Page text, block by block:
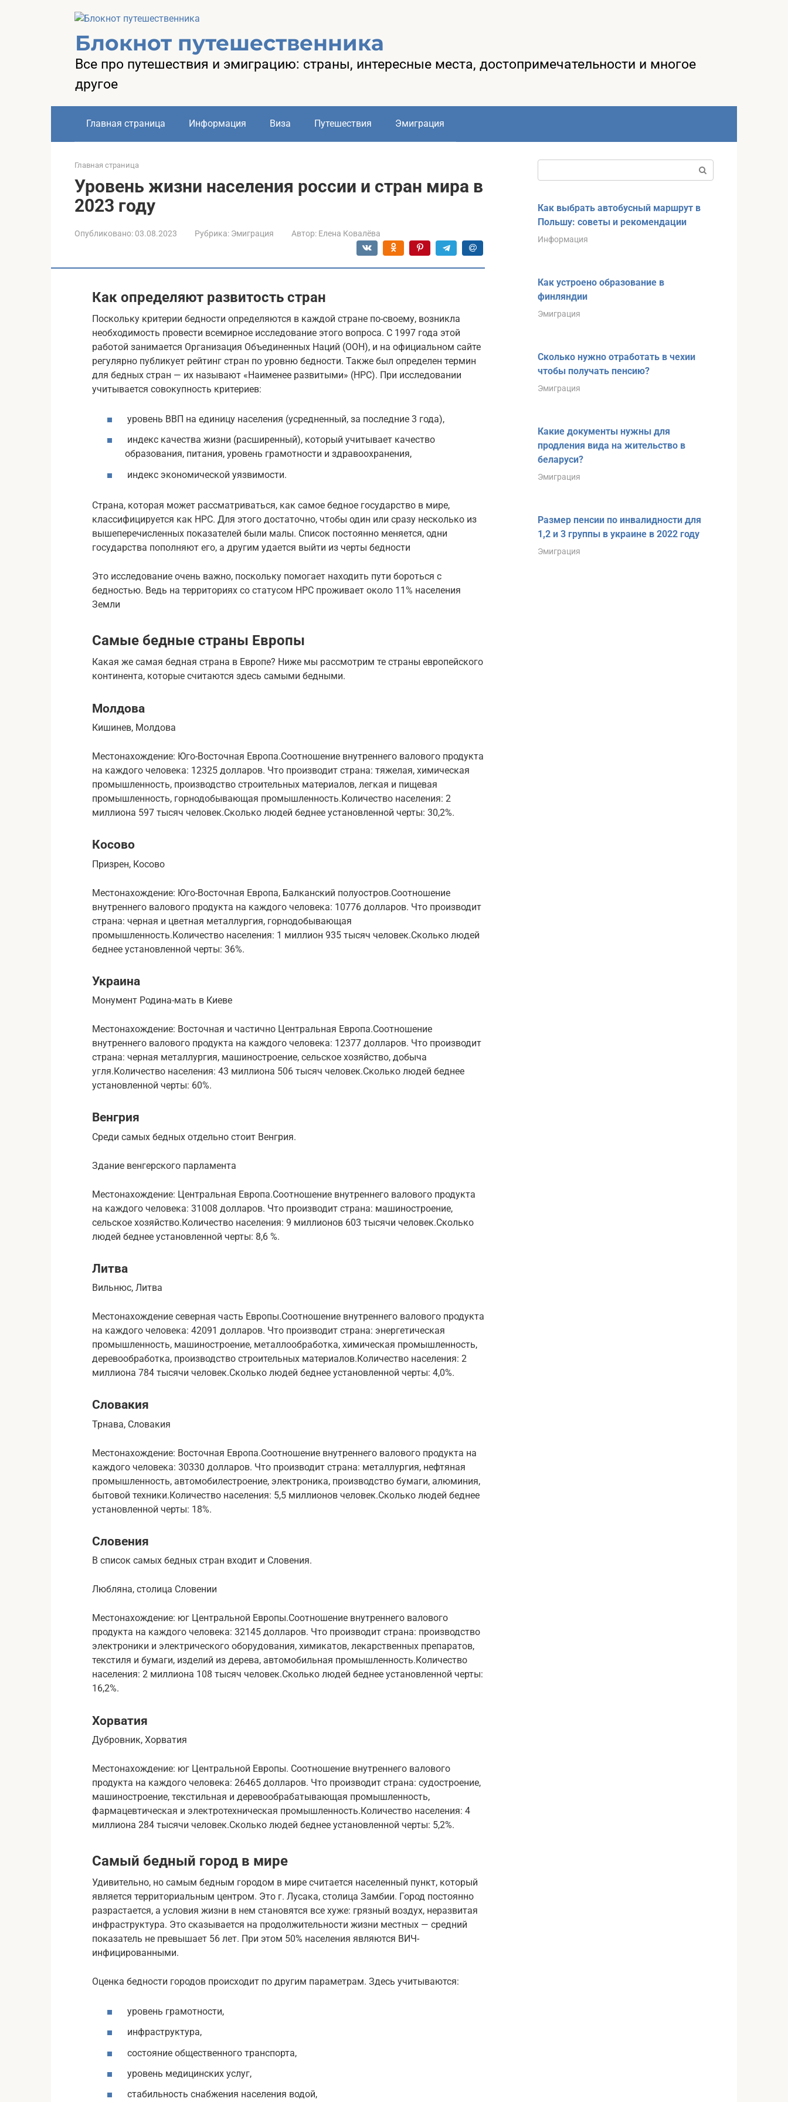
Блокнот путешественника
Все про путешествия и эмиграцию: страны, интересные места, достопримечательности и многое
другое
Главная страница Информация Виза Путешествия Эмиграция
Главная страница
Уровень жизни населения россии и стран мира в
2023 году
Опубликовано: 03.08.2023 Рубрика: Эмиграция Автор: Елена Ковалёва
Как определяют развитость стран
Поскольку критерии бедности определяются в каждой стране по-своему, возникла
необходимость провести всемирное исследование этого вопроса. С 1997 года этой
работой занимается Организация Объединенных Наций (ООН), и на официальном сайте
регулярно публикует рейтинг стран по уровню бедности. Также был определен термин
для бедных стран — их называют «Наименее развитыми» (НРС). При исследовании
учитывается совокупность критериев:
уровень ВВП на единицу населения (усредненный, за последние 3 года),
индекс качества жизни (расширенный), который учитывает качество
образования, питания, уровень грамотности и здравоохранения,
индекс экономической уязвимости.
Страна, которая может рассматриваться, как самое бедное государство в мире,
классифицируется как НРС. Для этого достаточно, чтобы один или сразу несколько из
вышеперечисленных показателей были малы. Список постоянно меняется, одни
государства пополняют его, а другим удается выйти из черты бедности
Это исследование очень важно, поскольку помогает находить пути бороться с
бедностью. Ведь на территориях со статусом НРС проживает около 11% населения
Земли
Самые бедные страны Европы
Какая же самая бедная страна в Европе? Ниже мы рассмотрим те страны европейского
континента, которые считаются здесь самыми бедными.
Молдова
Кишинев, Молдова
Местонахождение: Юго-Восточная Европа.Соотношение внутреннего валового продукта
на каждого человека: 12325 долларов. Что производит страна: тяжелая, химическая
промышленность, производство строительных материалов, легкая и пищевая
промышленность, горнодобывающая промышленность.Количество населения: 2
миллиона 597 тысяч человек.Сколько людей беднее установленной черты: 30,2%.
Косово
Призрен, Косово
Местонахождение: Юго-Восточная Европа, Балканский полуостров.Соотношение
внутреннего валового продукта на каждого человека: 10776 долларов. Что производит
страна: черная и цветная металлургия, горнодобывающая
промышленность.Количество населения: 1 миллион 935 тысяч человек.Сколько людей
беднее установленной черты: 36%.
Украина
Монумент Родина-мать в Киеве
Местонахождение: Восточная и частично Центральная Европа.Соотношение
внутреннего валового продукта на каждого человека: 12377 долларов. Что производит
страна: черная металлургия, машиностроение, сельское хозяйство, добыча
угля.Количество населения: 43 миллиона 506 тысяч человек.Сколько людей беднее
установленной черты: 60%.
Венгрия
Среди самых бедных отдельно стоит Венгрия.
Здание венгерского парламента
Местонахождение: Центральная Европа.Соотношение внутреннего валового продукта
на каждого человека: 31008 долларов. Что производит страна: машиностроение,
сельское хозяйство.Количество населения: 9 миллионов 603 тысячи человек.Сколько
людей беднее установленной черты: 8,6 %.
Литва
Вильнюс, Литва
Местонахождение северная часть Европы.Соотношение внутреннего валового продукта
на каждого человека: 42091 долларов. Что производит страна: энергетическая
промышленность, машиностроение, металлообработка, химическая промышленность,
деревообработка, производство строительных материалов.Количество населения: 2
миллиона 784 тысячи человек.Сколько людей беднее установленной черты: 4,0%.
Словакия
Трнава, Словакия
Местонахождение: Восточная Европа.Соотношение внутреннего валового продукта на
каждого человека: 30330 долларов. Что производит страна: металлургия, нефтяная
промышленность, автомобилестроение, электроника, производство бумаги, алюминия,
бытовой техники.Количество населения: 5,5 миллионов человек.Сколько людей беднее
установленной черты: 18%.
Словения
В список самых бедных стран входит и Словения.
Любляна, столица Словении
Местонахождение: юг Центральной Европы.Соотношение внутреннего валового
продукта на каждого человека: 32145 долларов. Что производит страна: производство
электроники и электрического оборудования, химикатов, лекарственных препаратов,
текстиля и бумаги, изделий из дерева, автомобильная промышленность.Количество
населения: 2 миллиона 108 тысяч человек.Сколько людей беднее установленной черты:
16,2%.
Хорватия
Дубровник, Хорватия
Местонахождение: юг Центральной Европы. Соотношение внутреннего валового
продукта на каждого человека: 26465 долларов. Что производит страна: судостроение,
машиностроение, текстильная и деревообрабатывающая промышленность,
фармацевтическая и электротехническая промышленность.Количество населения: 4
миллиона 284 тысячи человек.Сколько людей беднее установленной черты: 5,2%.
Самый бедный город в мире
Удивительно, но самым бедным городом в мире считается населенный пункт, который
является территориальным центром. Это г. Лусака, столица Замбии. Город постоянно
разрастается, а условия жизни в нем становятся все хуже: грязный воздух, неразвитая
инфраструктура. Это сказывается на продолжительности жизни местных — средний
показатель не превышает 56 лет. При этом 50% населения являются ВИЧ-
инфицированными.
Оценка бедности городов происходит по другим параметрам. Здесь учитываются:
уровень грамотности,
инфраструктура,
состояние общественного транспорта,
уровень медицинских услуг,
стабильность снабжения населения водой,
Как выбрать автобусный маршрут в
Польшу: советы и рекомендации
Информация
Как устроено образование в
финляндии
Эмиграция
Сколько нужно отработать в чехии
чтобы получать пенсию?
Эмиграция
Какие документы нужны для
продления вида на жительство в
беларуси?
Эмиграция
Размер пенсии по инвалидности для
1,2 и 3 группы в украине в 2022 году
Эмиграция